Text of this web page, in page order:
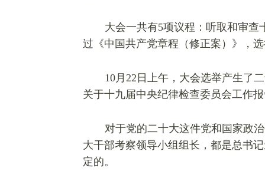
大会一共有5项议程：听取和审
过《中国共产党章程（修正案）》，
10月22日上午，大会选举产生了
关于十九届中央纪律检查委员会工作
对于党的二十大这件党和国家政
大干部考察领导小组组长，都是总书
定的。